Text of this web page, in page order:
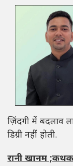
ज़िंदगी में बदलाव
डिग्री नहीं होती.
रानी खानम